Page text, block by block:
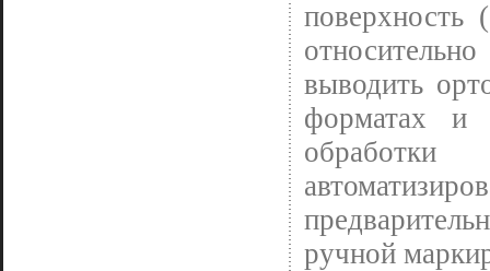
поверхность
выводить
форматах и
ручной